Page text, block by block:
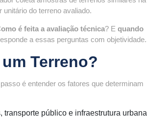
do terreno avaliado.
é feita a avaliação técnica? E quando
a essas perguntas com objetividade.
Terreno?
é entender os fatores que determinam
público e infraestrutura urbana